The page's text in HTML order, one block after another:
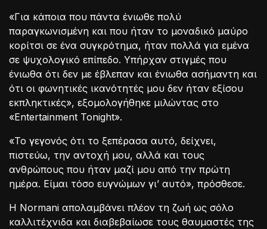
«Για κάποια που πάντα ένιωθε πολύ
παραγκωνισμένη και που ήταν το μοναδικό μαύρο
κορίτσι σε ένα συγκρότημα, ήταν πολλά για εμένα
σε ψυχολογικό επίπεδο. Υπήρχαν στιγμές που
ένιωθα ότι δεν με έβλεπαν και ένιωθα ασήμαντη και
ότι οι φωνητικές ικανότητές μου δεν ήταν εξίσου
εκπληκτικές», εξομολογήθηκε μιλώντας στο
«Entertainment Tonight».
«Το γεγονός ότι το ξεπέρασα αυτό, δείχνει,
πιστεύω, την αντοχή μου, αλλά και τους
ανθρώπους που ήταν μαζί μου από την πρώτη
ημέρα. Είμαι τόσο ευγνώμων γι’ αυτό», πρόσθεσε.
Η Normani απολαμβάνει πλέον τη ζωή ως σόλο
καλλιτέχνιδα και διαβεβαίωσε τους θαυμαστές της